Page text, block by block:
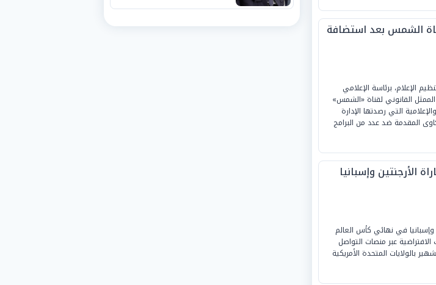
الشمس بعد استضافة
الإعلام، برئاسة الإعلامي
القانوني لقناة «الشمس»
التي رصدتها الإدارة
المقدمة ضد عدد من البرامج
الأرجنتين وإسبانيا
في نهائي كأس العالم
الافتراضية عبر منصات التواصل
بالولايات المتحدة الأمريكية
الفيفا».. وإقالة